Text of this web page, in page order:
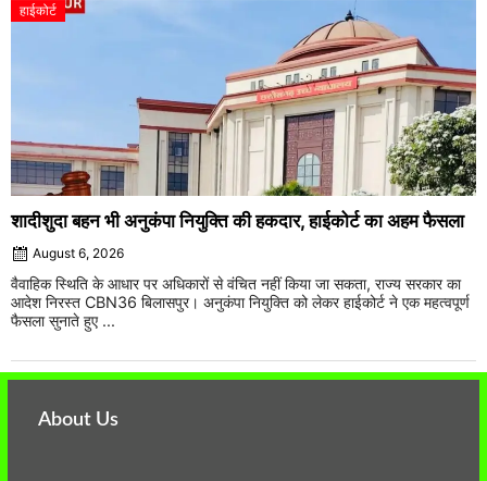
हाईकोर्ट
शादीशुदा बहन भी अनुकंपा नियुक्ति की हकदार, हाईकोर्ट का अहम फैसला
August 6, 2026
वैवाहिक स्थिति के आधार पर अधिकारों से वंचित नहीं किया जा सकता, राज्य सरकार का
आदेश निरस्त CBN36 बिलासपुर। अनुकंपा नियुक्ति को लेकर हाईकोर्ट ने एक महत्वपूर्ण
फैसला सुनाते हुए ...
About Us